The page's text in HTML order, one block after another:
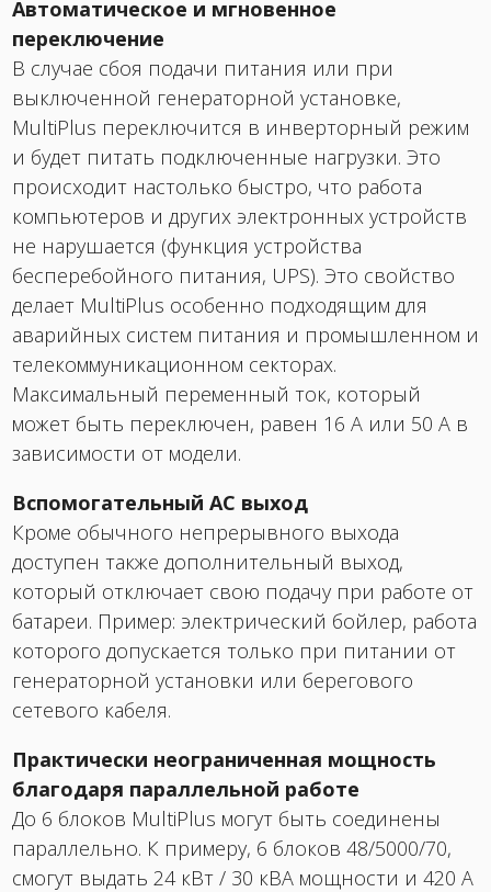
Автоматическое и мгновенное
переключение
В случае сбоя подачи питания или при
выключенной генераторной установке,
MultiPlus переключится в инверторный режим
и будет питать подключенные нагрузки. Это
происходит настолько быстро, что работа
компьютеров и других электронных устройств
не нарушается (функция устройства
бесперебойного питания, UPS). Это свойство
делает MultiPlus особенно подходящим для
аварийных систем питания и промышленном и
телекоммуникационном секторах.
Максимальный переменный ток, который
может быть переключен, равен 16 А или 50 А в
зависимости от модели.
Вспомогательный АС выход
Кроме обычного непрерывного выхода
доступен также дополнительный выход,
который отключает свою подачу при работе от
батареи. Пример: электрический бойлер, работа
которого допускается только при питании от
генераторной установки или берегового
сетевого кабеля.
Практически неограниченная мощность
благодаря параллельной работе
До 6 блоков MultiPlus могут быть соединены
параллельно. К примеру, 6 блоков 48/5000/70,
смогут выдать 24 кВт / 30 кВА мощности и 420 А